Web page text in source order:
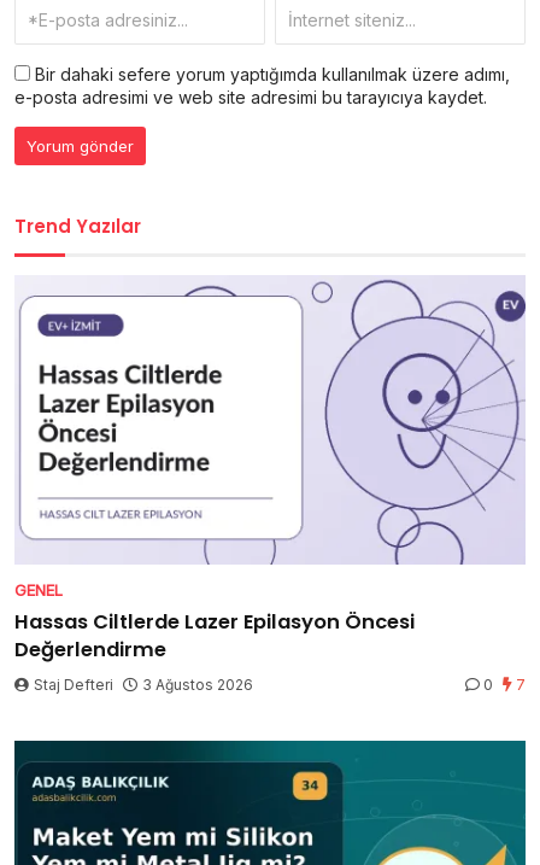
Bir dahaki sefere yorum yaptığımda kullanılmak üzere adımı,
e-posta adresimi ve web site adresimi bu tarayıcıya kaydet.
Trend Yazılar
GENEL
Hassas Ciltlerde Lazer Epilasyon Öncesi
Değerlendirme
Staj Defteri 3 Ağustos 2026 0 7